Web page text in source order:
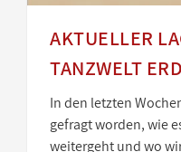
AKTUELLER
TANZWELT
In den letzten
gefragt worden, wie
weitergeht und wo